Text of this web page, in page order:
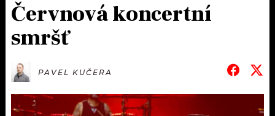
ČLÁNKY
HUDBA
ROZHOVORY
JAK NALADIT
Červnová koncertní
smršť
PAVEL KUČERA